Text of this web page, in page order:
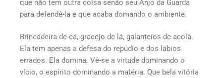
que não tem outra coisa senão seu Anjo da Guarda
para defendê-la e que acaba domando o ambiente.
Brincadeira de cá, gracejo de lá, galanteios de acolá.
Ela tem apenas a defesa do repúdio e dos lábios
errados. Ela domina. Vê-se a virtude dominando o
vício, o espírito dominando a matéria. Que bela vitória